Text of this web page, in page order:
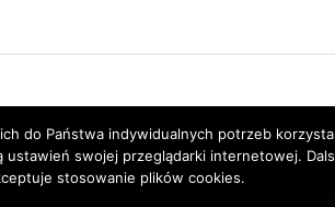
do Państwa indywidualnych potrzeb
swojej przeglądarki internetowej.
stosowanie plików cookies.